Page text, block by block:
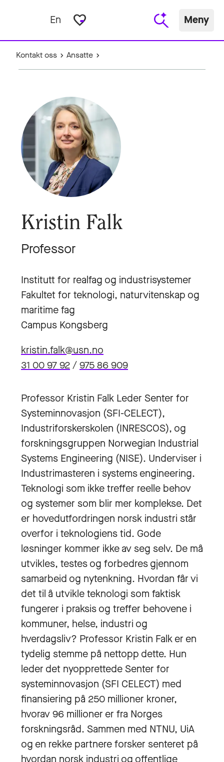
En favorite_border Meny
Kontakt oss Ansatte
Kristin Falk
Professor
Institutt for realfag og industrisystemer
Fakultet for teknologi, naturvitenskap og
maritime fag
Campus Kongsberg
kristin.falk@usn.no
31 00 97 92/975 86 909
Professor Kristin Falk Leder Senter for
Systeminnovasjon (SFI-CELECT),
Industriforskerskolen (INRESCOS), og
forskningsgruppen Norwegian Industrial
Systems Engineering (NISE). Underviser i
Industrimasteren i systems engineering.
Teknologi som ikke treffer reelle behov
og systemer som blir mer komplekse. Det
er hovedutfordringen norsk industri står
overfor i teknologiens tid. Gode
løsninger kommer ikke av seg selv. De må
utvikles, testes og forbedres gjennom
samarbeid og nytenkning. Hvordan får vi
det til å utvikle teknologi som faktisk
fungerer i praksis og treffer behovene i
kommuner, helse, industri og
hverdagsliv? Professor Kristin Falk er en
tydelig stemme på nettopp dette. Hun
leder det nyopprettede Senter for
systeminnovasjon (SFI CELECT) med
finansiering på 250 millioner kroner,
hvorav 96 millioner er fra Norges
forskningsråd. Sammen med NTNU, UiA
og en rekke partnere forsker senteret på
hvordan norsk industri og offentlige